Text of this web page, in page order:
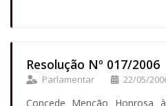
Resolução Nº 017/2006
Parlamentar 22/05/
Concede Menção Honrosa